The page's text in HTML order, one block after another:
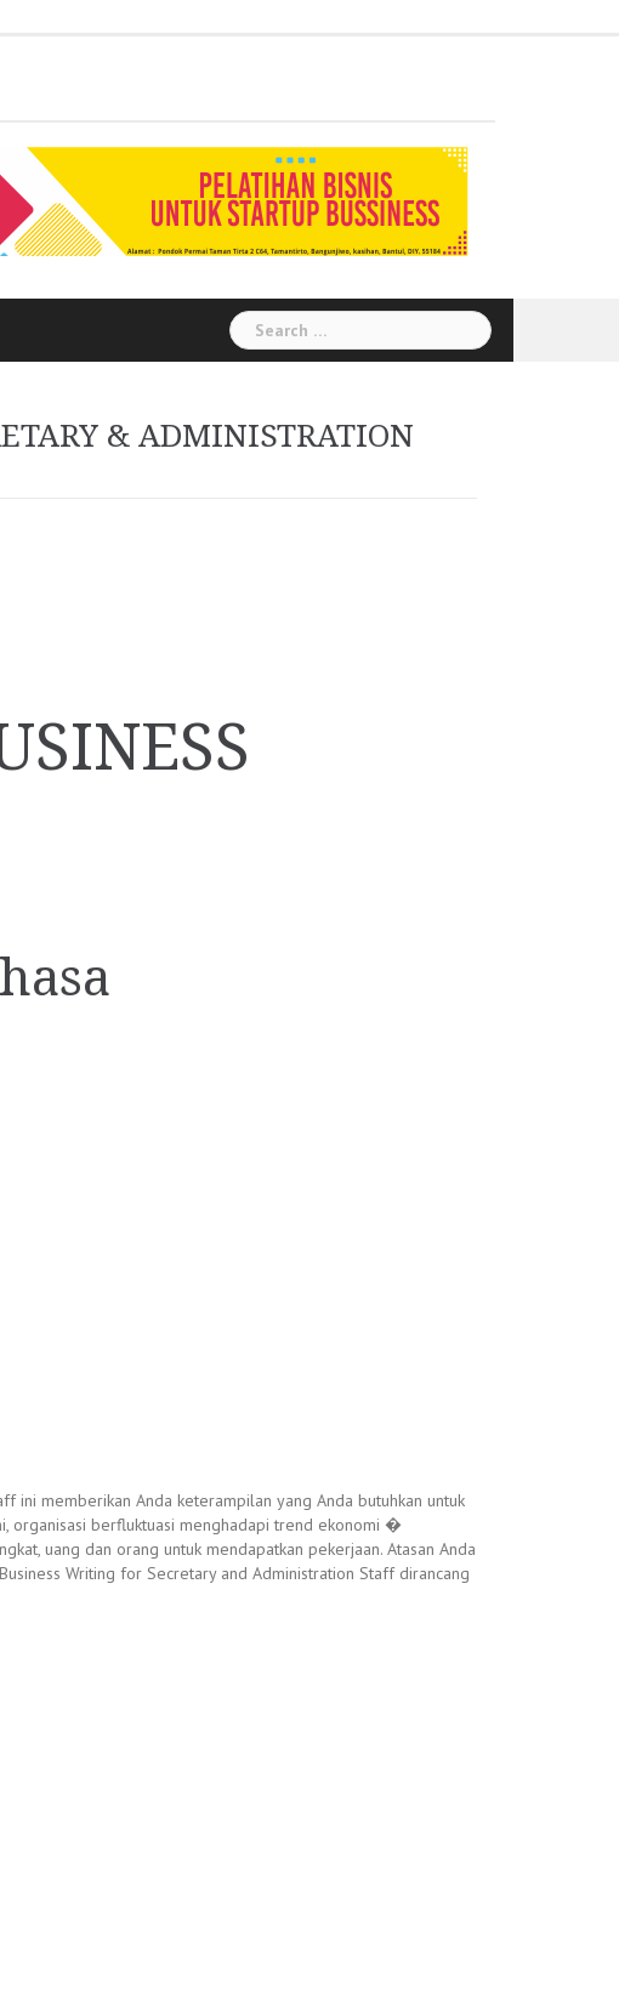
Search
for:
& ADMINISTRATION
ini memberikan Anda keterampilan yang Anda butuhkan untuk
organisasi berfluktuasi menghadapi trend ekonomi �
uang dan orang untuk mendapatkan pekerjaan. Atasan Anda
Writing for Secretary and Administration Staff dirancang